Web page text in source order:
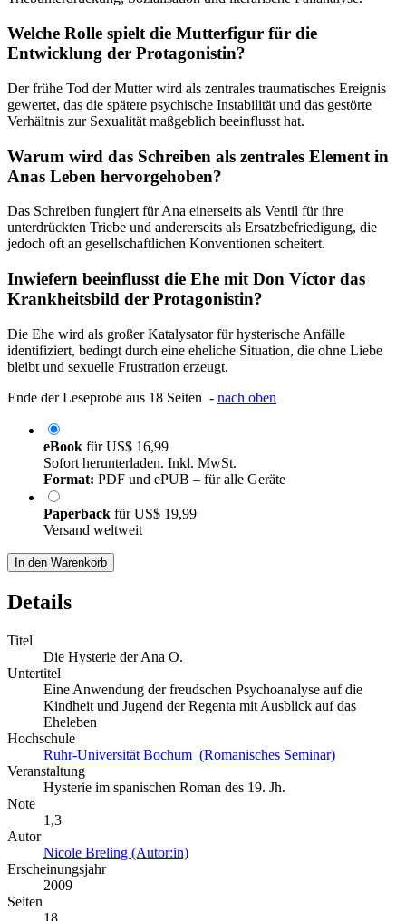
Welche Rolle spielt die Mutterfigur für die
Entwicklung der Protagonistin?
Der frühe Tod der Mutter wird als zentrales traumatisches Ereignis
gewertet, das die spätere psychische Instabilität und das gestörte
Verhältnis zur Sexualität maßgeblich beeinflusst hat.
Warum wird das Schreiben als zentrales Element in
Anas Leben hervorgehoben?
Das Schreiben fungiert für Ana einerseits als Ventil für ihre
unterdrückten Triebe und andererseits als Ersatzbefriedigung, die
jedoch oft an gesellschaftlichen Konventionen scheitert.
Inwiefern beeinflusst die Ehe mit Don Víctor das
Krankheitsbild der Protagonistin?
Die Ehe wird als großer Katalysator für hysterische Anfälle
identifiziert, bedingt durch eine eheliche Situation, die ohne Liebe
bleibt und sexuelle Frustration erzeugt.
Ende der Leseprobe aus 18 Seiten - nach oben
eBook fürUS$ 16,99
Sofort herunterladen. Inkl. MwSt.
Format: PDF und ePUB – für alle Geräte
Paperback fürUS$ 19,99
Versand weltweit
In den Warenkorb
Details
Titel
Die Hysterie der Ana O.
Untertitel
Eine Anwendung der freudschen Psychoanalyse auf die
Kindheit und Jugend der Regenta mit Ausblick auf das
Eheleben
Hochschule
Ruhr-Universität Bochum (Romanisches Seminar)
Veranstaltung
Hysterie im spanischen Roman des 19. Jh.
Note
1,3
Autor
Nicole Breling (Autor:in)
Erscheinungsjahr
2009
Seiten
18